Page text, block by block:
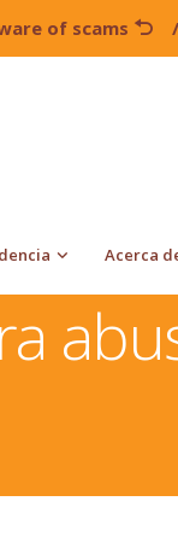
of scams /
Acerca